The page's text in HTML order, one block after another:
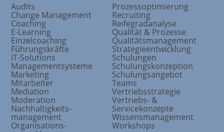
Audits
Change Management
Coaching
E-Learning
Einzelcoaching
Führungskräfte
IT-Solutions
Managementsysteme
Marketing
Mitarbeiter
Mediation
Moderation
Nachhaltigkeits-
management
Organisations-
Prozessoptimierung
Recruiting
Reifegradanalyse
Qualität & Prozesse
Qualitätsmanagement
Strategieentwicklung
Schulungen
Schulungskonzeption
Schulungsangebot
Teams
Vertriebsstrategie
Vertriebs- &
Servicekonzepte
Wissensmanagement
Workshops